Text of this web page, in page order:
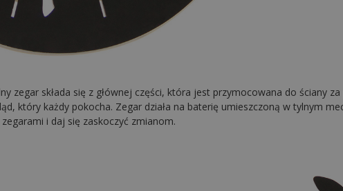
zegar składa się z głównej części, która jest przymocowana do ściany
który każdy pokocha. Zegar działa na baterię umieszczoną w tylnym
i daj się zaskoczyć zmianom.